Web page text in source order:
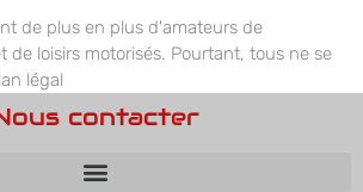
de plus en plus d'amateurs de
de loisirs motorisés. Pourtant, tous ne se
légal
contacter